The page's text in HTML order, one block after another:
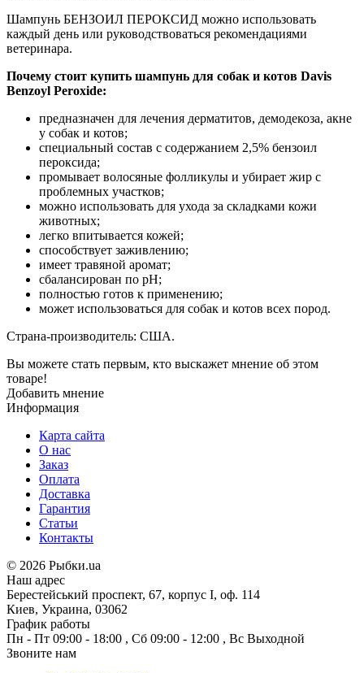
Шампунь БЕНЗОИЛ ПЕРОКСИД можно использовать
каждый день или руководствоваться рекомендациями
ветеринара.
Почему стоит купить шампунь для собак и котов Davis
Benzoyl Peroxide:
предназначен для лечения дерматитов, демодекоза, акне
у собак и котов;
специальный состав с содержанием 2,5% бензоил
пероксида;
промывает волосяные фолликулы и убирает жир с
проблемных участков;
можно использовать для ухода за складками кожи
животных;
легко впитывается кожей;
способствует заживлению;
имеет травяной аромат;
сбалансирован по рН;
полностью готов к применению;
может использоваться для собак и котов всех пород.
Страна-производитель: США.
Вы можете стать первым, кто выскажет мнение об этом
товаре!
Добавить мнение
Информация
Карта сайта
О нас
Заказ
Оплата
Доставка
Гарантия
Статьи
Контакты
© 2026 Рыбки.ua
Наш адрес
Берестейський проспект, 67, корпус I, оф. 114
Киев, Украина, 03062
График работы
Пн - Пт 09:00 - 18:00 , Сб 09:00 - 12:00 , Вс Выходной
Звоните нам